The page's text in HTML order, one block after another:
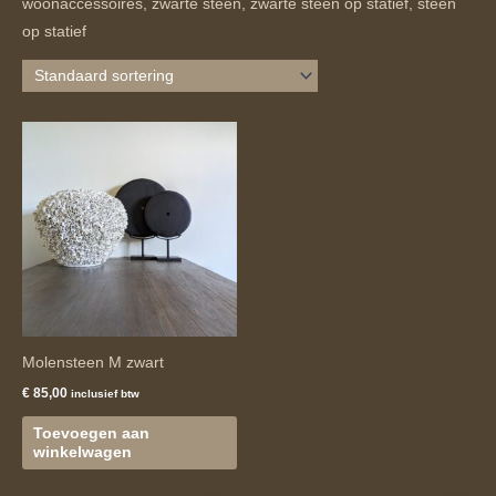
woonaccessoires, zwarte steen, zwarte steen op statief, steen
op statief
Molensteen M zwart
€ 85,00 inclusief btw
Toevoegen aan
winkelwagen